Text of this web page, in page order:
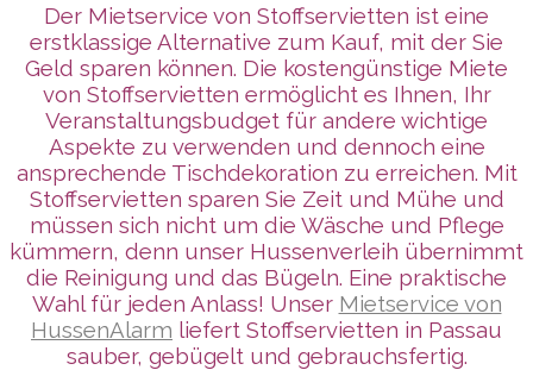
Der Mietservice von Stoffservietten ist eine
erstklassige Alternative zum Kauf, mit der Sie
Geld sparen können. Die kostengünstige Miete
von Stoffservietten ermöglicht es Ihnen, Ihr
Veranstaltungsbudget für andere wichtige
Aspekte zu verwenden und dennoch eine
ansprechende Tischdekoration zu erreichen. Mit
Stoffservietten sparen Sie Zeit und Mühe und
müssen sich nicht um die Wäsche und Pflege
kümmern, denn unser Hussenverleih übernimmt
die Reinigung und das Bügeln. Eine praktische
Wahl für jeden Anlass! Unser Mietservice von
HussenAlarm liefert Stoffservietten in Passau
sauber, gebügelt und gebrauchsfertig.